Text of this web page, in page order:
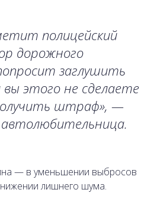
полицейский
дорожного
заглушить
вы этого не сделаете
штраф», —
автолюбительница.
— в уменьшении выбросов
лишнего шума.